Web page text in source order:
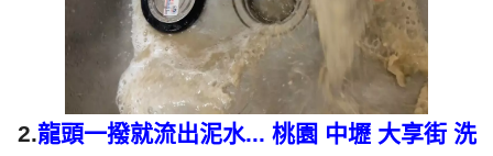
2.龍頭一撥就流出泥水... 桃園 中壢 大享街 洗